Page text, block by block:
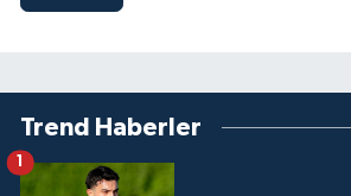
Trend Haberler
1